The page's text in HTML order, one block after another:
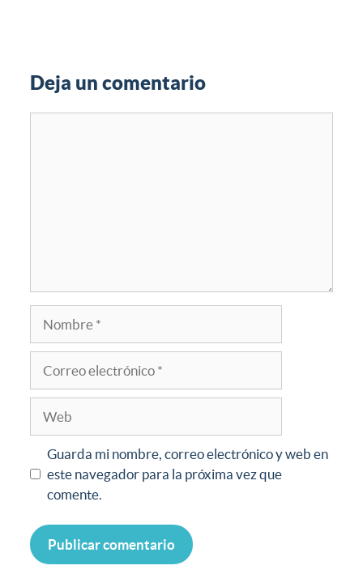
Deja un comentario
Guarda mi nombre, correo electrónico y web en
este navegador para la próxima vez que
comente.